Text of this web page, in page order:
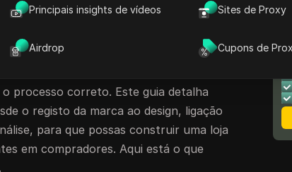
Principais insights de vídeos Sites de Proxy
Airdrop Cupons de
as políticas de conteúdo da
uma loja na Amazon seja
processo correto. Este guia detalha
o registo da marca ao design, ligação
para que possas construir uma loja
em compradores. Aqui está o que